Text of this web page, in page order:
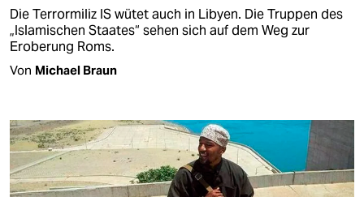
Die Terrormiliz IS wütet auch in Libyen. Die Truppen des
„Islamischen Staates“ sehen sich auf dem Weg zur
Eroberung Roms.
Von Michael Braun